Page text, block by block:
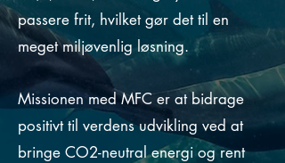
passere frit, hvilket gør det til en
meget miljøvenlig løsning.
Missionen med MFC er at bidrage
positivt til verdens udvikling ved at
bringe CO2-neutral energi og rent